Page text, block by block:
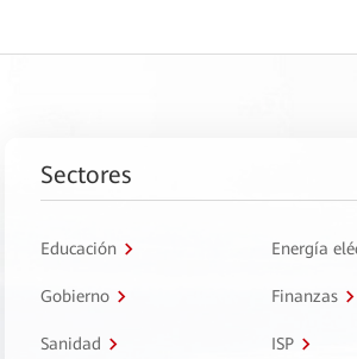
Sectores
Educación Energía
Gobierno Finanzas
Sanidad ISP